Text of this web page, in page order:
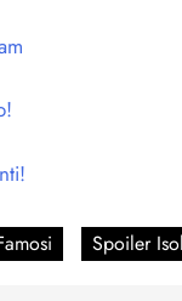
Spoiler